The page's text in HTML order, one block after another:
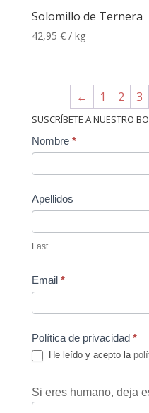
Solomillo de Ternera
42,95 € / kg
← 1 2 3
SUSCRÍBETE A NUESTRO
Contact
Nombre *
Apellidos
Last
Email *
Política de privacidad *
He leído y acepto la
Si eres humano, deja